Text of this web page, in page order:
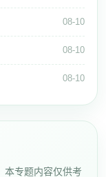
08-10
08-10
08-10
本专题内容仅供考